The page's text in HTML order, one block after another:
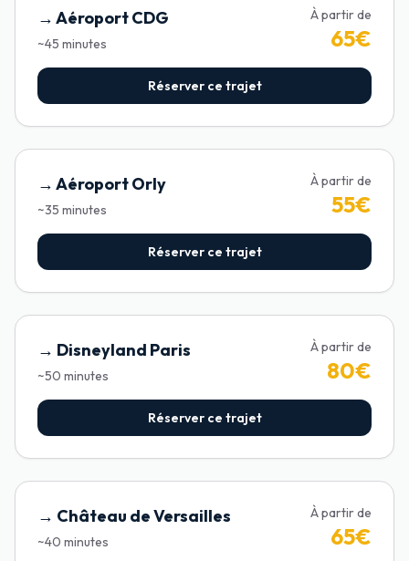
→ Aéroport CDG
~45 minutes
À partir de
65€
Réserver ce trajet
→ Aéroport Orly
~35 minutes
À partir de
55€
Réserver ce trajet
→ Disneyland Paris
~50 minutes
À partir de
80€
Réserver ce trajet
→ Château de Versailles
~40 minutes
À partir de
65€